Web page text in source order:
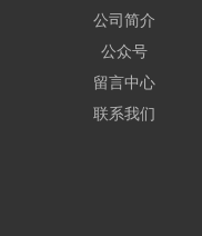
公司简介
公众号
留言中心
联系我们